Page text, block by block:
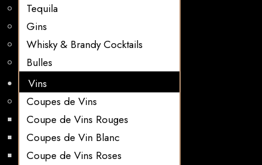
Tequila
Gins
Whisky & Brandy Cocktails
Bulles
Vins
Coupes de Vins
Coupe de Vins Rouges
Coupes de Vin Blanc
Coupe de Vins Roses